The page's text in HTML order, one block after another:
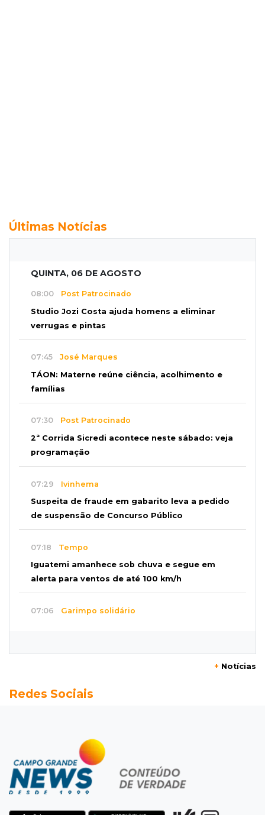
Últimas Notícias
QUINTA, 06 DE AGOSTO
08:00 Post Patrocinado
Studio Jozi Costa ajuda homens a eliminar
verrugas e pintas
07:45 José Marques
TÁON: Materne reúne ciência, acolhimento e
famílias
07:30 Post Patrocinado
2ª Corrida Sicredi acontece neste sábado: veja
programação
07:29 Ivinhema
Suspeita de fraude em gabarito leva a pedido
de suspensão de Concurso Público
07:18 Tempo
Iguatemi amanhece sob chuva e segue em
alerta para ventos de até 100 km/h
07:06 Garimpo solidário
Cinco famílias iniciaram festa que celebra
Post Patrocinado
Indústria da construção impulsiona MS e abre
espaço para mulheres
+ Notícias
Redes Sociais